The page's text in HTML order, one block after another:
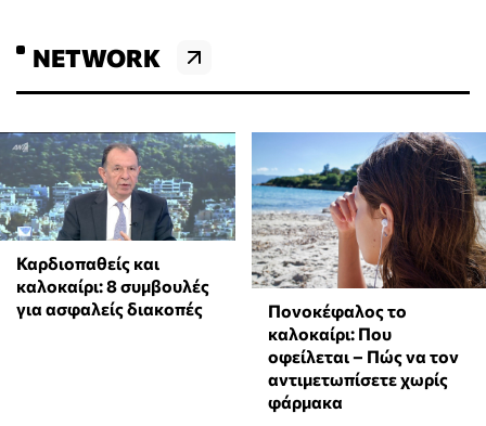
NETWORK
Καρδιοπαθείς και
καλοκαίρι: 8 συμβουλές
για ασφαλείς διακοπές
Πονοκέφαλος το
καλοκαίρι: Που
οφείλεται – Πώς να τον
αντιμετωπίσετε χωρίς
φάρμακα